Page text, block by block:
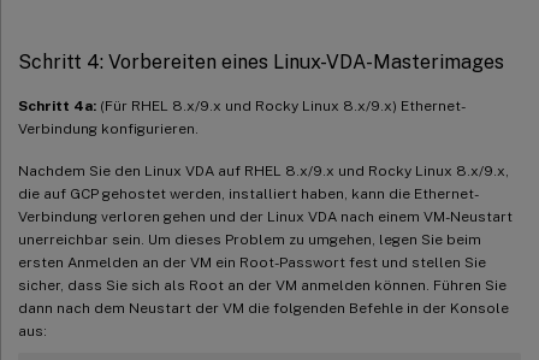
Schritt 4: Vorbereiten eines Linux-VDA-Masterimages
Schritt 4a: (Für RHEL 8.x/9.x und Rocky Linux 8.x/9.x) Ethernet-
Verbindung konfigurieren.
Nachdem Sie den Linux VDA auf RHEL 8.x/9.x und Rocky Linux 8.x/9.x,
die auf GCP gehostet werden, installiert haben, kann die Ethernet-
Verbindung verloren gehen und der Linux VDA nach einem VM-Neustart
unerreichbar sein. Um dieses Problem zu umgehen, legen Sie beim
ersten Anmelden an der VM ein Root-Passwort fest und stellen Sie
sicher, dass Sie sich als Root an der VM anmelden können. Führen Sie
dann nach dem Neustart der VM die folgenden Befehle in der Konsole
aus: